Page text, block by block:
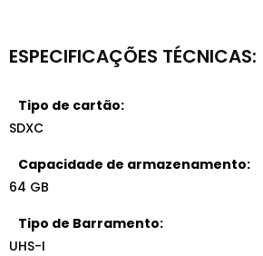
Tipo de cartão:
SDXC
Capacidade de armazenamento:
64 GB
Tipo de Barramento:
UHS-I